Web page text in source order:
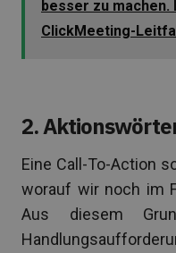
besser zu machen.
ClickMeeting-
2.
Eine Call-To-Action
worauf wir noch im
Aus diesem